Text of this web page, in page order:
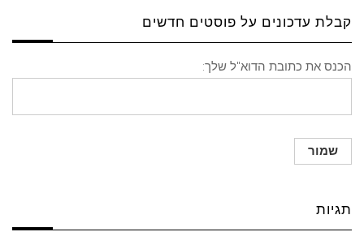
קבלת עדכונים על פוסטים חדשים
הכנס את כתובת הדוא"ל שלך:
תגיות